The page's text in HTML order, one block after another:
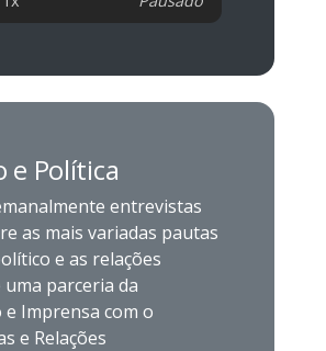
e Política
entrevistas
as mais variadas pautas
e as relações
parceria da
e Imprensa com o
e Relações